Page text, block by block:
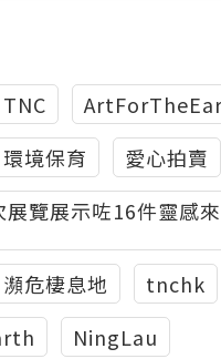
TNC
環境保育
愛心拍賣
展覽展示咗16件靈感
瀕危棲息地
tnchk
NingLau